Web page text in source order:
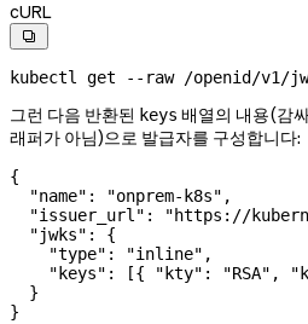
cURL

kubectl get --raw /openid/v1/
그런 다음 반환된 keys 배열의 내용(감
래퍼가 아님)으로 발급자를 구성합니다:
{
  "name"
: "onprem-k8s" ,
  "issuer_url"
:
"https://
  "jwks"
: {
    "type"
: "inline" ,
    "keys"
: [{ "kty" : "RSA" ,
  }
}